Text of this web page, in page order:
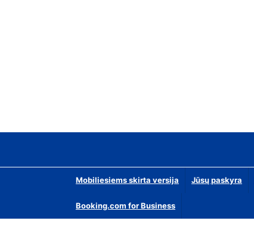
Mobiliesiems skirta versija Jūsų paskyra
Booking.com for Business